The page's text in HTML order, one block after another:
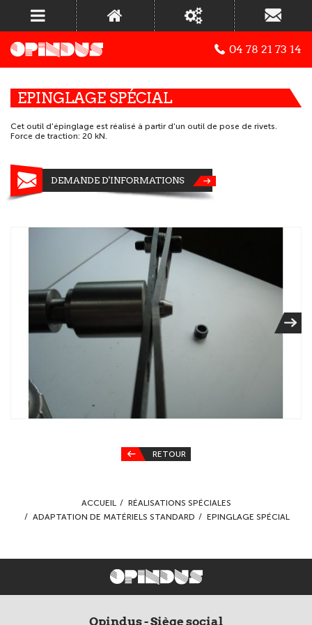
04 78 21 73 14
EPINGLAGE SPÉCIAL
Cet outil d'épinglage est réalisé à partir d'un outil de pose de rivets.
Force de traction: 20 kN.
DEMANDE D'INFORMATIONS
RETOUR
ACCUEIL
RÉALISATIONS SPÉCIALES
ADAPTATION DE MATÉRIELS STANDARD
EPINGLAGE SPÉCIAL
Opindus - Siège social